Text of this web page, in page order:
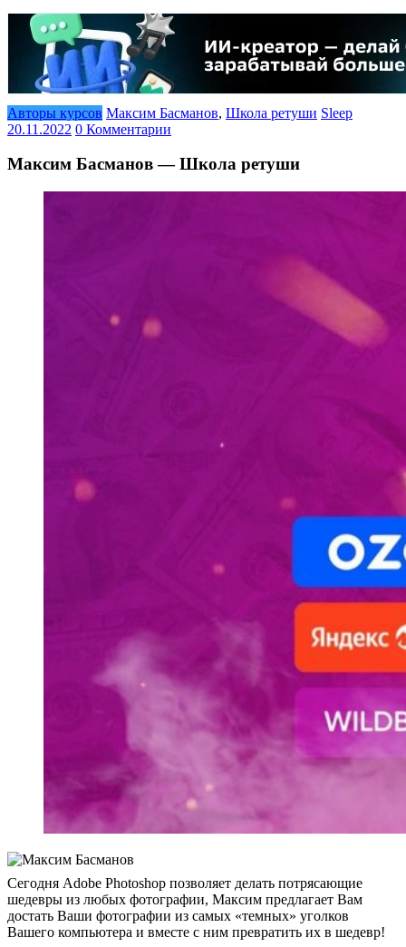
Авторы курсов Максим Басманов, Школа ретуши Sleep
20.11.2022 0 Комментарии
Максим Басманов — Школа ретуши
Сегодня Adobe Photoshop позволяет делать потрясающие
шедевры из любых фотографии, Максим предлагает Вам
достать Ваши фотографии из самых «темных» уголков
Вашего компьютера и вместе с ним превратить их в шедевр!